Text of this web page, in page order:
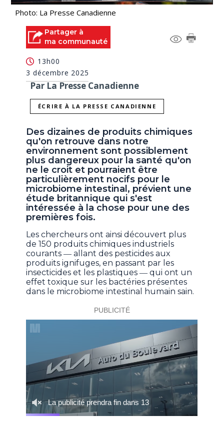
Photo: La Presse Canadienne
Partager à
ma communauté
13h00
3 décembre 2025
Par La Presse Canadienne
ÉCRIRE À LA PRESSE CANADIENNE
Des dizaines de produits chimiques
qu'on retrouve dans notre
environnement sont possiblement
plus dangereux pour la santé qu'on
ne le croit et pourraient être
particulièrement nocifs pour le
microbiome intestinal, prévient une
étude britannique qui s'est
intéressée à la chose pour une des
premières fois.
Les chercheurs ont ainsi découvert plus
de 150 produits chimiques industriels
courants ― allant des pesticides aux
produits ignifuges, en passant par les
insecticides et les plastiques ― qui ont un
effet toxique sur les bactéries présentes
dans le microbiome intestinal humain sain.